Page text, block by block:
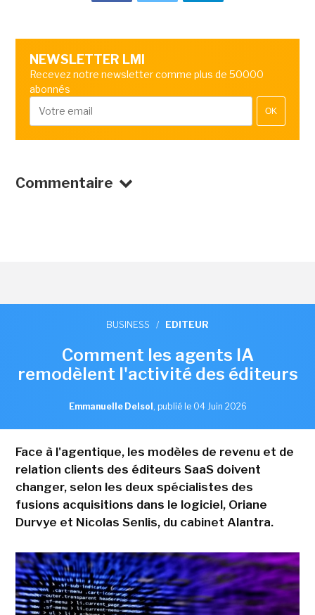
NEWSLETTER LMI
Recevez notre newsletter comme plus de 50000
abonnés
OK
Commentaire
BUSINESS / EDITEUR
Comment les agents IA
remodèlent l'activité des éditeurs
Emmanuelle Delsol , publié le 04 Juin 2026
Face à l'agentique, les modèles de revenu et de
relation clients des éditeurs SaaS doivent
changer, selon les deux spécialistes des
fusions acquisitions dans le logiciel, Oriane
Durvye et Nicolas Senlis, du cabinet Alantra.